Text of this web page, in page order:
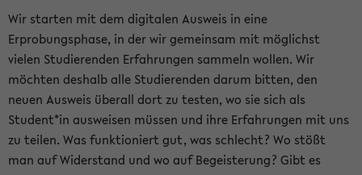
Wir starten mit dem digitalen Ausweis in eine
Erprobungsphase, in der wir gemeinsam mit möglichst
vielen Studierenden Erfahrungen sammeln wollen. Wir
möchten deshalb alle Studierenden darum bitten, den
neuen Ausweis überall dort zu testen, wo sie sich als
Student*in ausweisen müssen und ihre Erfahrungen mit uns
zu teilen. Was funktioniert gut, was schlecht? Wo stößt
man auf Widerstand und wo auf Begeisterung? Gibt es